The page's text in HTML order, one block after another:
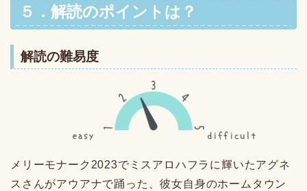
５．解読のポイントは？
解読の難易度
メリーモナーク2023でミスアロハフラに輝いたアグネ
スさんがアウアナで踊った、彼女自身のホームタウン